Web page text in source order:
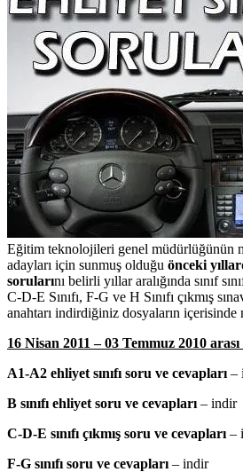
Eğitim teknolojileri genel müdürlüğünün
adayları için sunmuş olduğu önceki
sorularını belirli yıllar aralığında sınıf
C-D-E Sınıfı, F-G ve H Sınıfı çıkmış
anahtarı indirdiğiniz dosyaların içerisinde
16 Nisan 2011 – 03 Temmuz 2010 arası
A1-A2 ehliyet sınıfı soru ve cevapları –
B sınıfı ehliyet soru ve cevapları – indir
C-D-E sınıfı çıkmış soru ve cevapları –
F-G sınıfı soru ve cevapları – indir